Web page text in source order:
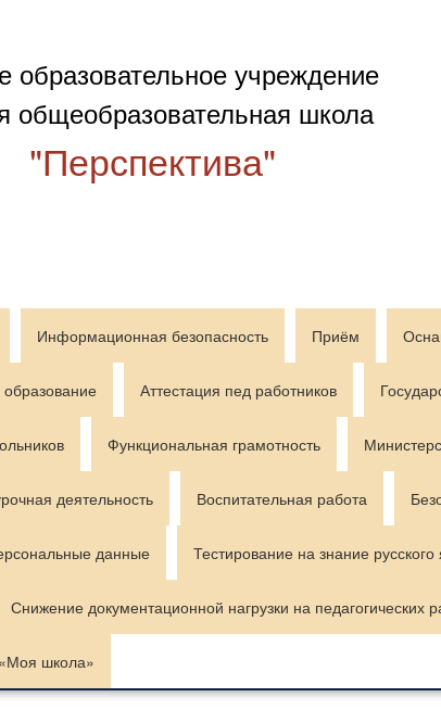
образовательное учреждение
общеобразовательная школа
"Перспектива"
Информационная безопасность Приём
Аттестация пед работников
Функциональная грамотность
деятельность Воспитательная работа
данные Тестирование на знание русского
Снижение документационной нагрузки на педагогических
школа»